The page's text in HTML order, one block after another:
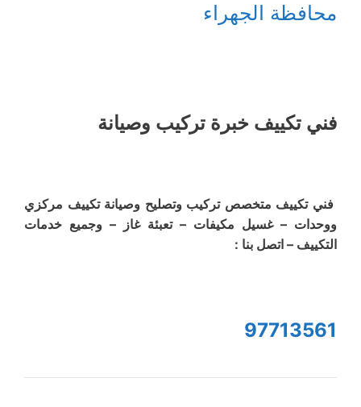
محافظة الجهراء
فني تكييف خبرة تركيب وصيانة
فني تكييف متخصص تركيب وتصليح وصيانة تكييف مركزي
ووحدات – غسيل مكيفات – تعبئة غاز – وجميع خدمات
التكييف – اتصل بنا :
97713561